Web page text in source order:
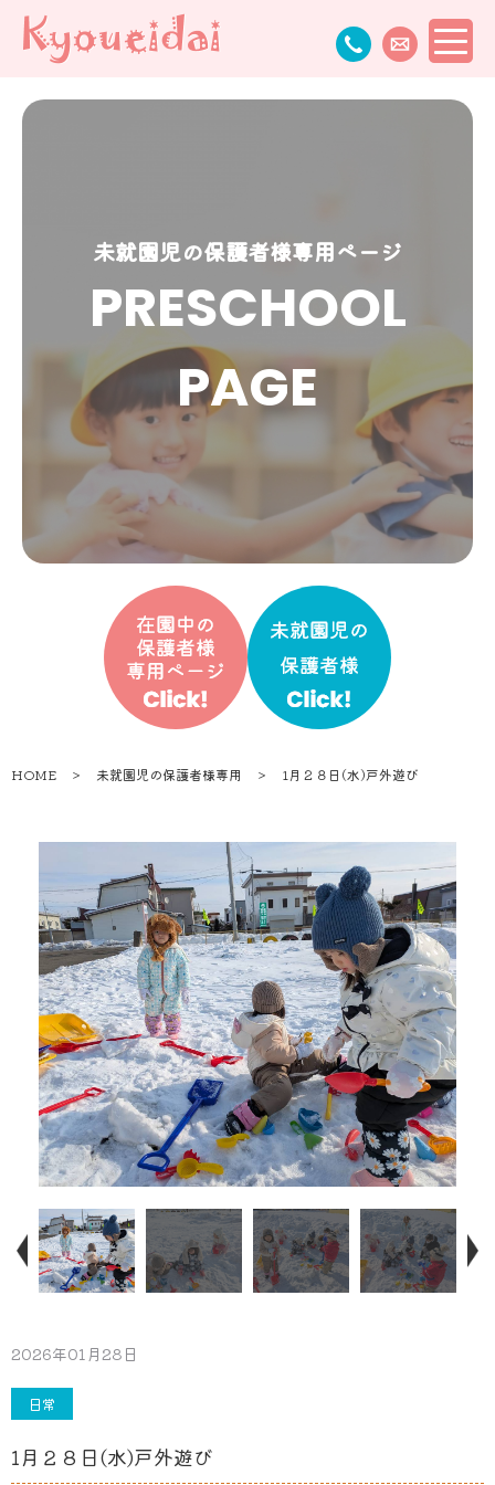
未就園児の保護者様専用ページ
PRESCHOOL
PAGE
HOME ＞ 未就園児の保護者様専用 ＞ 1月２８日(水)戸外遊び
2026年01月28日
日常
1月２８日(水)戸外遊び